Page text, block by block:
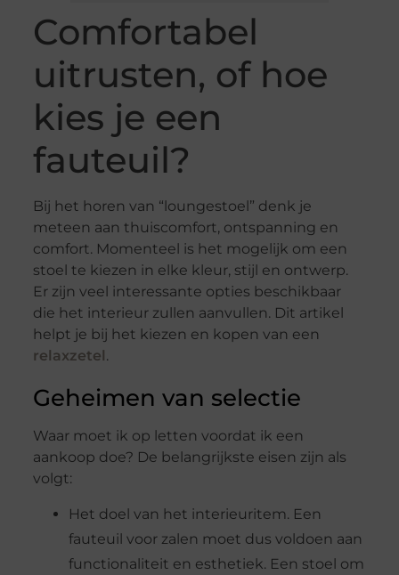
Comfortabel
uitrusten, of hoe
kies je een
fauteuil?
Bij het horen van “loungestoel” denk je
meteen aan thuiscomfort, ontspanning en
comfort. Momenteel is het mogelijk om een ​​
stoel te kiezen in elke kleur, stijl en ontwerp.
Er zijn veel interessante opties beschikbaar
die het interieur zullen aanvullen. Dit artikel
helpt je bij het kiezen en kopen van een
relaxzetel.
Geheimen van selectie
Waar moet ik op letten voordat ik een
aankoop doe? De belangrijkste eisen zijn als
volgt:
Het doel van het interieuritem. Een
fauteuil voor zalen moet dus voldoen aan
functionaliteit en esthetiek. Een stoel om